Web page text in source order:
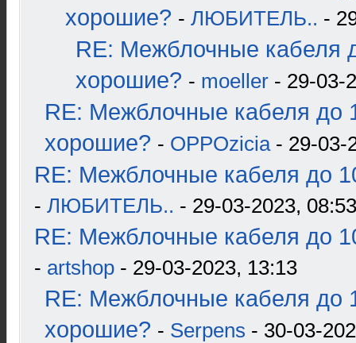
хорошие? - ЛЮБИТЕЛЬ.. -
RE: Межблочные кабеля
хорошие? - moeller - 29-03-
RE: Межблочные кабеля до
хорошие? - OPPOzicia- 29-03-
RE: Межблочные кабеля до
- ЛЮБИТЕЛЬ.. - 29-03-2023, 08:53
RE: Межблочные кабеля до
- artshop - 29-03-2023, 13:13
RE: Межблочные кабеля до
хорошие? - Serpens - 30-03-